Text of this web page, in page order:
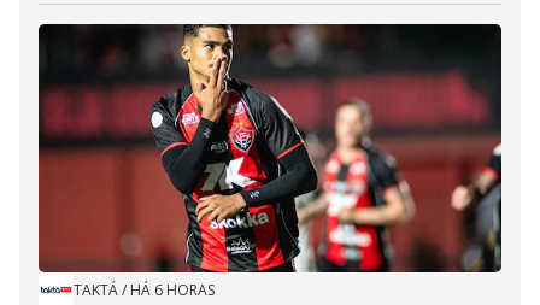
TAKTÁ/ HÁ 6 HORAS